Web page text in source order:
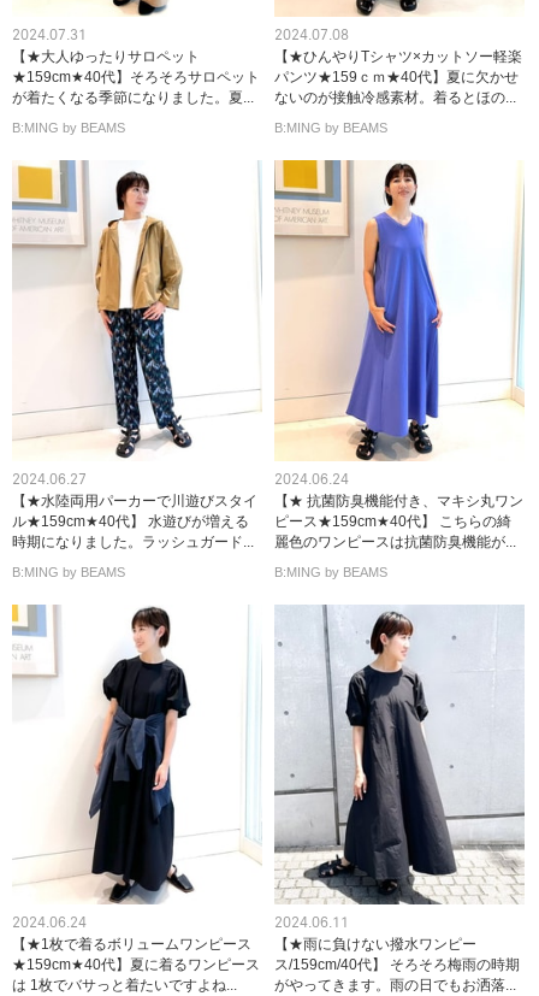
2024.07.31
【★大人ゆったりサロペット
★159cm★40代】そろそろサロペット
が着たくなる季節になりました。夏...
B:MING by BEAMS
2024.07.08
【★ひんやりTシャツ×カットソー軽楽
パンツ★159ｃｍ★40代】夏に欠かせ
ないのが接触冷感素材。着るとほの...
B:MING by BEAMS
2024.06.27
【★水陸両用パーカーで川遊びスタイ
ル★159cm★40代】 水遊びが増える
時期になりました。ラッシュガード...
B:MING by BEAMS
2024.06.24
【★ 抗菌防臭機能付き、マキシ丸ワン
ピース★159cm★40代】 こちらの綺
麗色のワンピースは抗菌防臭機能が...
B:MING by BEAMS
2024.06.24
【★1枚で着るボリュームワンピース
★159cm★40代】夏に着るワンピース
は 1枚でバサっと着たいですよね...
2024.06.11
【★雨に負けない撥水ワンピー
ス/159cm/40代】 そろそろ梅雨の時期
がやってきます。雨の日でもお洒落...